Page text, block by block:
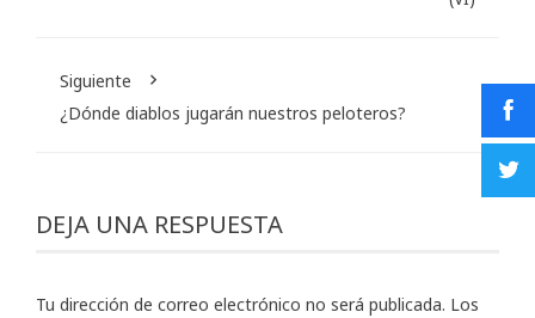
Siguiente
¿Dónde diablos jugarán nuestros peloteros?
DEJA UNA RESPUESTA
Tu dirección de correo electrónico no será publicada. Los